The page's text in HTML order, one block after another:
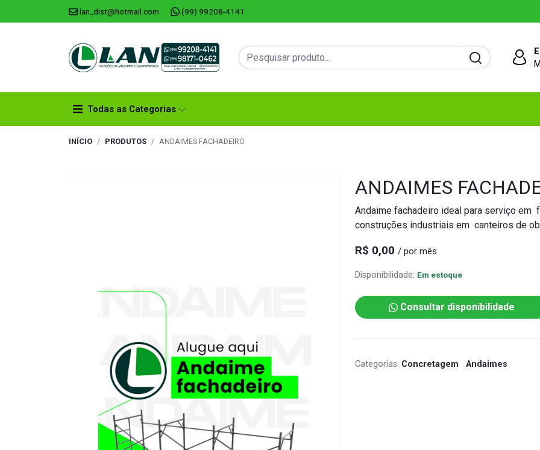
lan_dist@hotmail.com (99) 99208-4141
Todas as Categorias
INÍCIO PRODUTOS ANDAIMES FACHADEIRO
ANDAIMES
Andaime fachadeiro ideal para serviço em
construções industriais em canteiros de
R$ 0,00 / por mês
Disponibilidade: Em estoque
Consultar disponibilidade
Categorias: Concretagem Andaimes